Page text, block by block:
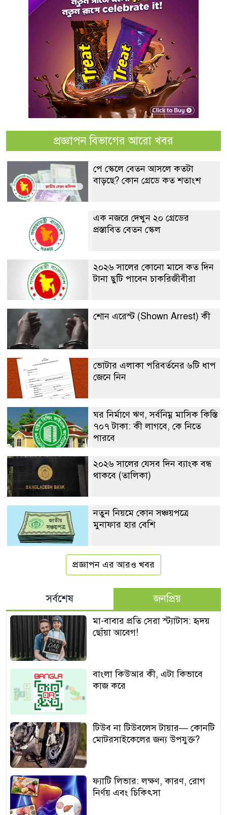
প্রজ্ঞাপন বিভাগের আরো খবর
পে স্কেলে বেতন আসলে কতটা
বাড়ছে? কোন গ্রেডে কত শতাংশ
এক নজরে দেখুন ২০ গ্রেডের
প্রস্তাবিত বেতন স্কেল
২০২৬ সালের কোনো মাসে কত দিন
টানা ছুটি পাবেন চাকরিজীবীরা
শোন এরেস্ট (Shown Arrest) কী
ভোটার এলাকা পরিবর্তনের ৬টি ধাপ
জেনে নিন
ঘর নির্মাণে ঋণ, সর্বনিম্ন মাসিক কিস্তি
৭০৭ টাকা: কী লাগবে, কে নিতে
পারবে
২০২৬ সালের যেসব দিন ব্যাংক বন্ধ
থাকবে (তালিকা)
নতুন নিয়মে কোন সঞ্চয়পত্রে
মুনাফার হার বেশি
প্রজ্ঞাপন এর আরও খবর
সর্বশেষ জনপ্রিয়
মা-বাবার প্রতি সেরা স্ট্যাটাস: হৃদয়
ছোঁয়া আবেগ!
বাংলা কিউআর কী, এটা কিভাবে
কাজ করে
টিউব না টিউবলেস টায়ার— কোনটি
মোটরসাইকেলের জন্য উপযুক্ত?
ফ্যাটি লিভার: লক্ষণ, কারণ, রোগ
নির্ণয় এবং চিকিৎসা